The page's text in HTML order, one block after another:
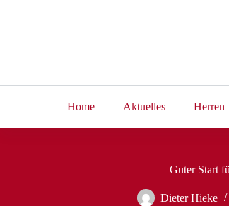
Home Aktuelles Herren
Guter Start
Dieter Hieke